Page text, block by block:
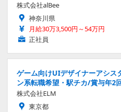
株式会社alBee
神奈川県
月給30万3,500円～54万円
正社員
ゲーム向けUIデザイナーアシス
ン系転職希望・駅チカ/賞与年2
株式会社ELM
東京都